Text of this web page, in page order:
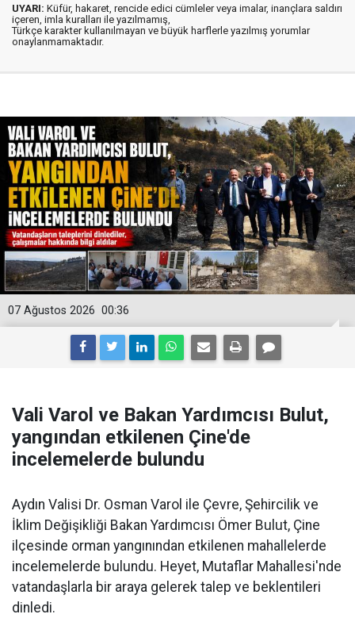
UYARI: Küfür, hakaret, rencide edici cümleler veya imalar, inançlara saldırı
içeren, imla kuralları ile yazılmamış,
Türkçe karakter kullanılmayan ve büyük harflerle yazılmış yorumlar
onaylanmamaktadır.
00:36
07 Ağustos 2026
Vali Varol ve Bakan Yardımcısı Bulut,
yangından etkilenen Çine'de
incelemelerde bulundu
Aydın Valisi Dr. Osman Varol ile Çevre, Şehircilik ve
İklim Değişikliği Bakan Yardımcısı Ömer Bulut, Çine
ilçesinde orman yangınından etkilenen mahallelerde
incelemelerde bulundu. Heyet, Mutaflar Mahallesi'nde
vatandaşlarla bir araya gelerek talep ve beklentileri
dinledi.